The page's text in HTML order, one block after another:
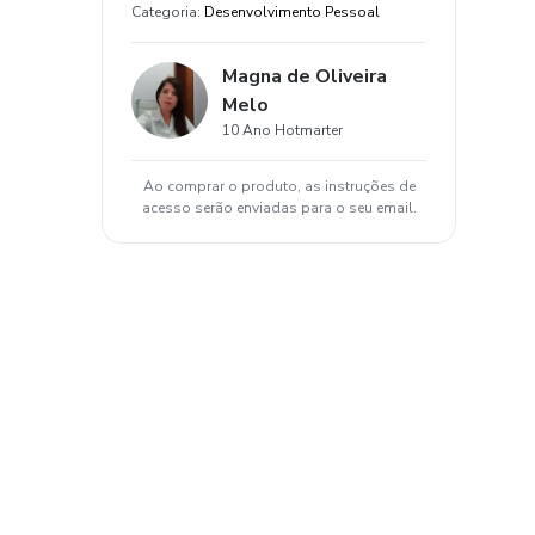
Categoria: Desenvolvimento Pessoal
Magna de Oliveira
Melo
10 Ano Hotmarter
Ao comprar o produto, as instruções de
acesso serão enviadas para o seu email.